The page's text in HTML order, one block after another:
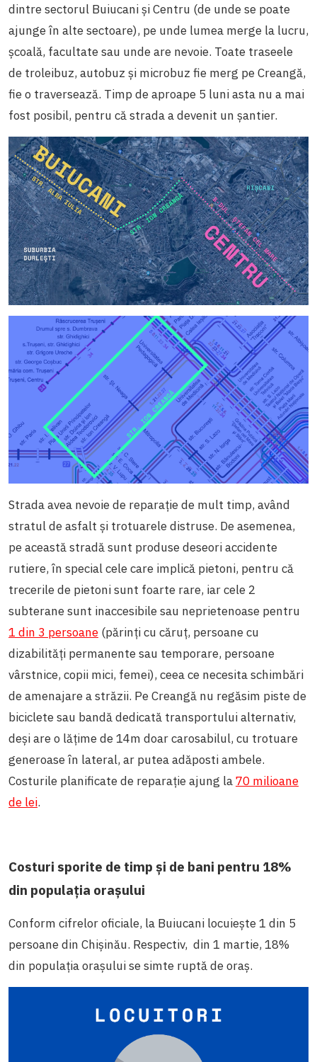
dintre sectorul Buiucani și Centru (de unde se poate
ajunge în alte sectoare), pe unde lumea merge la lucru,
școală, facultate sau unde are nevoie. Toate traseele
de troleibuz, autobuz și microbuz fie merg pe Creangă,
fie o traversează. Timp de aproape 5 luni asta nu a mai
fost posibil, pentru că strada a devenit un șantier.
Strada avea nevoie de reparație de mult timp, având
stratul de asfalt și trotuarele distruse. De asemenea,
pe această stradă sunt produse deseori accidente
rutiere, în special cele care implică pietoni, pentru că
trecerile de pietoni sunt foarte rare, iar cele 2
subterane sunt inaccesibile sau neprietenoase pentru
1 din 3 persoane (părinți cu căruț, persoane cu
dizabilități permanente sau temporare, persoane
vârstnice, copii mici, femei), ceea ce necesita schimbări
de amenajare a străzii. Pe Creangă nu regăsim piste de
biciclete sau bandă dedicată transportului alternativ,
deși are o lățime de 14m doar carosabilul, cu trotuare
generoase în lateral, ar putea adăposti ambele.
Costurile planificate de reparație ajung la70 milioane
de lei.
Costuri sporite de timp și de bani pentru 18%
din populația orașului
Conform cifrelor oficiale, la Buiucani locuiește 1 din 5
persoane din Chișinău. Respectiv, din 1 martie, 18%
din populația orașului se simte ruptă de oraș.